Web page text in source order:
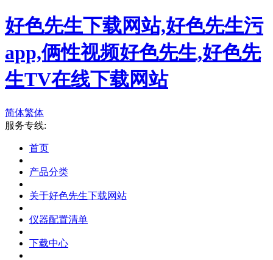
好色先生下载网站,好色先生污
app,俩性视频好色先生,好色先
生TV在线下载网站
简体繁体
服务专线:
首页
产品分类
关于好色先生下载网站
仪器配置清单
下载中心